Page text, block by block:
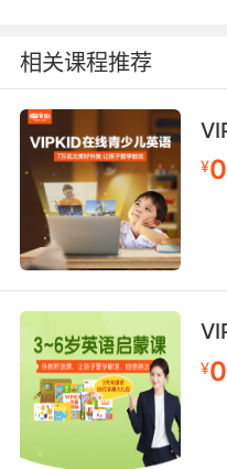
使画面始终保持稳定
装了一双隐形的手，
在音频处理上，软件
识别并过滤因震动产
优化增强，保证英
闻，学习者的每一
反馈，避免因震动噪
动，为英语学习打造
使用场景适配
不同的使用场景对
异。在家庭环境中，
等位置，此时防震设
微震动，如人员走动
相关课程推荐
¥0
¥0